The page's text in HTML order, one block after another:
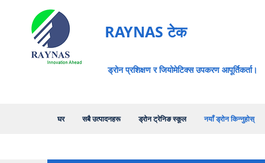
घर सबै उत्पादनहरू ड्रोन ट्रेनिङ स्कूल नयाँ ड्रोन किन्नुहोस्
RAYNAS टेक
ड्रोन प्रशिक्षण र जियोमेटिक्स उपकरण आपूर्तिकर्ता।